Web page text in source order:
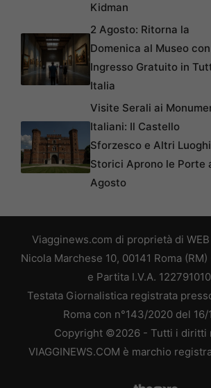
Kidman
2 Agosto: Ritorna la
Domenica al Museo con
Ingresso Gratuito in
Italia
Visite Serali ai
Italiani: Il Castello
Sforzesco e Altri Luoghi
Storici Aprono le Porte
Agosto
Viagginews.com di proprietà di
Nicola Marchese 10, 00141 Roma
e Partita I.V.A.
Testata Giornalistica registrata
Roma con n°143/2020 del
Copyright ©2026 - Tutti i diritti
VIAGGINEWS.COM è marchio